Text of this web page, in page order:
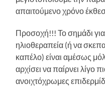
απαιτούμενο χρόνο
Προσοχή!!! Το σημάδι
ηλιοθεραπεία (ή να
καπέλο) είναι αμέσως
αρχίσει να παίρνει λίγο
ανοιχτόχρωμες